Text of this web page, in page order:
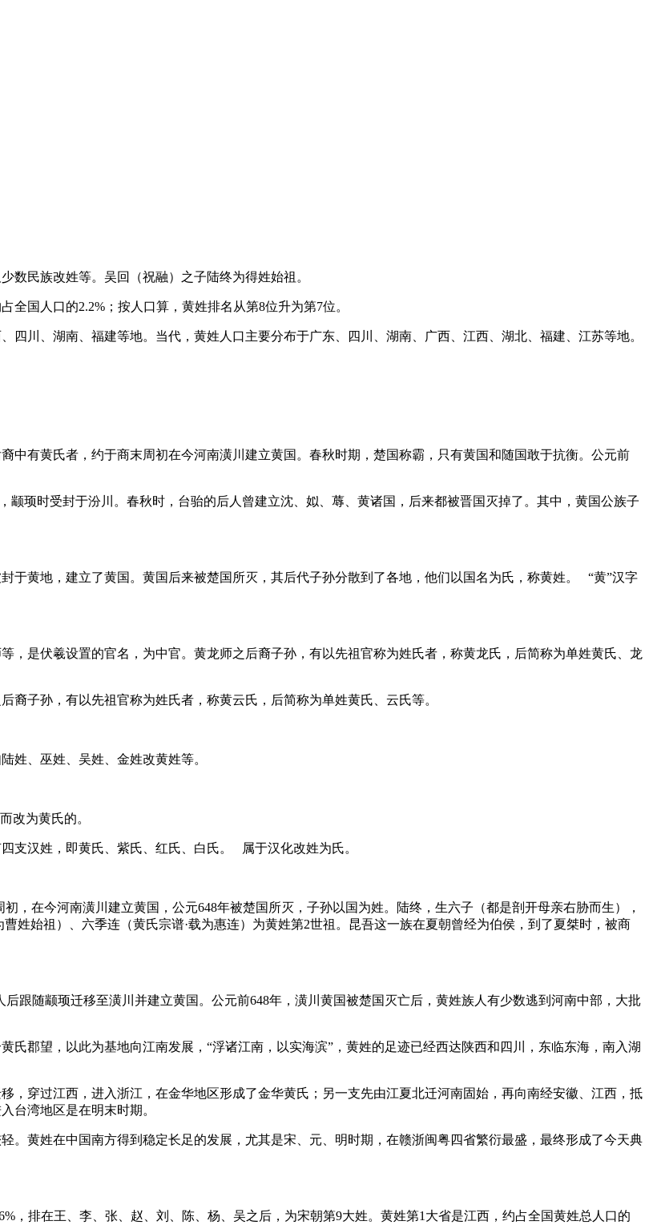
数民族改姓等。吴回（祝融）之子陆终为得姓始祖。
全国人口的2.2%；按人口算，黄姓排名从第8位升为第7位。
川、湖南、福建等地。当代，黄姓人口主要分布于广东、四川、湖南、广西、江西、湖北、福建、江苏等地。
有黄氏者，约于商末周初在今河南潢川建立黄国。春秋时期，楚国称霸，只有黄国和随国敢于抗衡。公元前
顼时受封于汾川。春秋时，台骀的后人曾建立沈、姒、蓐、黄诸国，后来都被晋国灭掉了。其中，黄国公族子
于黄地，建立了黄国。黄国后来被楚国所灭，其后代子孙分散到了各地，他们以国名为氏，称黄姓。 “黄”汉字
是伏羲设置的官名，为中官。黄龙师之后裔子孙，有以先祖官称为姓氏者，称黄龙氏，后简称为单姓黄氏、龙
子孙，有以先祖官称为姓氏者，称黄云氏，后简称为单姓黄氏、云氏等。
姓、巫姓、吴姓、金姓改黄姓等。
改为黄氏的。
支汉姓，即黄氏、紫氏、红氏、白氏。 属于汉化改姓为氏。
，在今河南潢川建立黄国，公元648年被楚国所灭，子孙以国为姓。陆终，生六子（都是剖开母亲右胁而生），
姓始祖）、六季连（黄氏宗谱·载为惠连）为黄姓第2世祖。昆吾这一族在夏朝曾经为伯侯，到了夏桀时，被商
跟随颛顼迁移至潢川并建立黄国。公元前648年，潢川黄国被楚国灭亡后，黄姓族人有少数逃到河南中部，大批
郡望，以此为基地向江南发展，“浮诸江南，以实海滨”，黄姓的足迹已经西达陕西和四川，东临东海，南入湖
，穿过江西，进入浙江，在金华地区形成了金华黄氏；另一支先由江夏北迁河南固始，再向南经安徽、江西，抵
台湾地区是在明末时期。
。黄姓在中国南方得到稳定长足的发展，尤其是宋、元、明时期，在赣浙闽粤四省繁衍最盛，最终形成了今天典
，排在王、李、张、赵、刘、陈、杨、吴之后，为宋朝第9大姓。黄姓第1大省是江西，约占全国黄姓总人口的